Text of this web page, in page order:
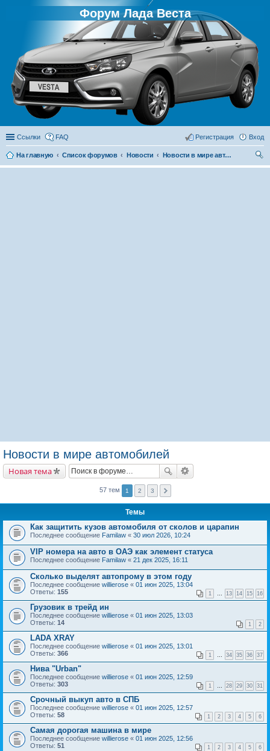
Форум Лада Веста
Ссылки FAQ Вход
Регистрация
На главную Список форумов Новости
Новости в мире автомобилей
ои
Новости в мире автомобилей
Новая тема
57 тем 1 2 3
Темы
Как защитить кузов автомобиля от сколов и царапин
Последнее сообщение Familaw « 30 июл 2026, 10:24
VIP номера на авто в ОАЭ как элемент статуса
Последнее сообщение Familaw « 21 дек 2025, 16:11
Сколько выделят автопрому в этом году
Последнее сообщение willierose « 01 июн 2025, 13:04
Ответы: 155 1 … 13 14 15 16
Грузовик в трейд ин
Последнее сообщение willierose « 01 июн 2025, 13:03
Ответы: 14 1 2
LADA XRAY
Последнее сообщение willierose « 01 июн 2025, 13:01
Ответы: 366 1 … 34 35 36 37
Нива "Urban"
Последнее сообщение willierose « 01 июн 2025, 12:59
Ответы: 303 1 … 28 29 30 31
Срочный выкуп авто в СПБ
Последнее сообщение willierose « 01 июн 2025, 12:57
Ответы: 58 1 2 3 4 5 6
Самая дорогая машина в мире
Последнее сообщение willierose « 01 июн 2025, 12:56
Ответы: 51 1 2 3 4 5 6